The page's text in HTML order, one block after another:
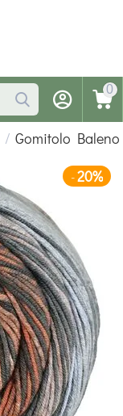
0
/ Gomitolo Baleno
-20%